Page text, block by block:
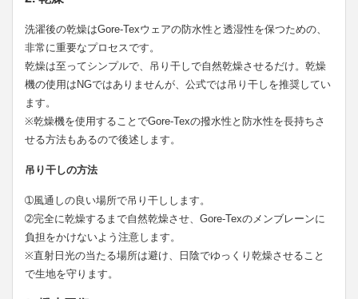
洗濯後の乾燥はGore-Texウェアの防水性と透湿性を保つための、
非常に重要なプロセスです。
乾燥は至ってシンプルで、吊り干しで自然乾燥させるだけ。乾燥
機の使用はNGではありませんが、公式では吊り干しを推奨してい
ます。
※乾燥機を使用することでGore-Texの撥水性と防水性を長持ちさ
せる方法もあるので後述します。
吊り干しの方法
➀風通しの良い場所で吊り干しします。
➁完全に乾燥するまで自然乾燥させ、Gore-Texのメンブレーンに
負担をかけないよう注意します。
※直射日光の当たる場所は避け、日陰でゆっくり乾燥させること
で生地を守ります。